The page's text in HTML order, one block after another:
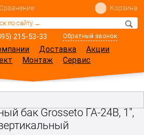
215-53-33 Обратный звонок
Сравнение Корзина
Доставка
Акции
Монтаж Сервис
бак Grosseto ГА-24В, 1",